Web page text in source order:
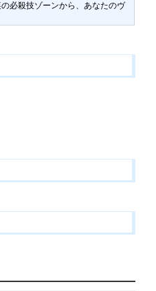
必殺技ゾーンから、あなたのヴ